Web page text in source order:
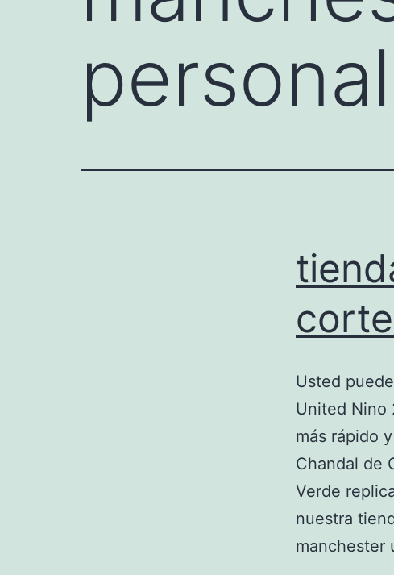
Usted
United Nino
más rápido
Chandal de
Verde
nuestra
manchester